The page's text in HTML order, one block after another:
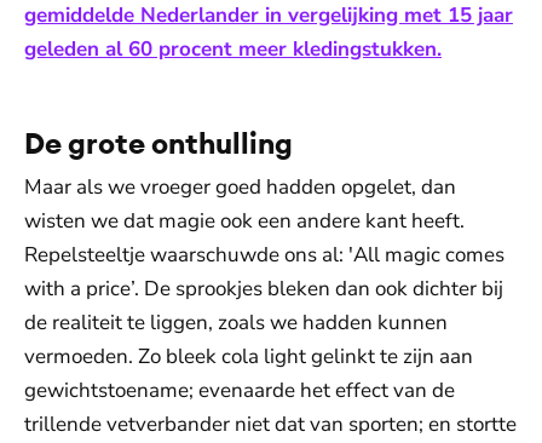
gemiddelde Nederlander in vergelijking met 15 jaar
geleden al 60 procent meer kledingstukken.
De grote onthulling
Maar als we vroeger goed hadden opgelet, dan
wisten we dat magie ook een andere kant heeft.
Repelsteeltje waarschuwde ons al: 'All magic comes
with a price’. De sprookjes bleken dan ook dichter bij
de realiteit te liggen, zoals we hadden kunnen
vermoeden. Zo bleek cola light gelinkt te zijn aan
gewichtstoename; evenaarde het effect van de
trillende vetverbander niet dat van sporten; en stortte